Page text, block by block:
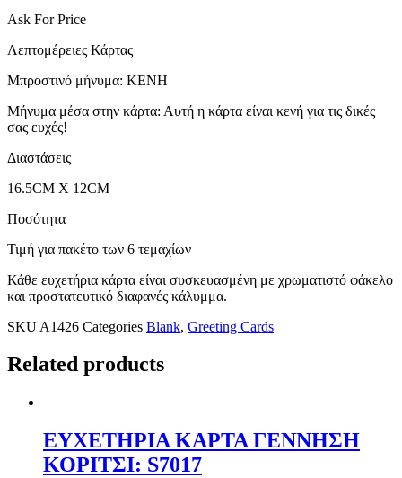
Ask For Price
Λεπτομέρειες Κάρτας
Μπροστινό μήνυμα: ΚΕΝΗ
Μήνυμα μέσα στην κάρτα: Αυτή η κάρτα είναι κενή για τις δικές
σας ευχές!
Διαστάσεις
16.5CM X 12CM
Ποσότητα
Τιμή για πακέτο των 6 τεμαχίων
Κάθε ευχετήρια κάρτα είναι συσκευασμένη με χρωματιστό φάκελο
και προστατευτικό διαφανές κάλυμμα.
SKU A1426 Categories Blank, Greeting Cards
Related products
ΕΥΧΕΤΗΡΙΑ ΚΑΡΤΑ ΓΕΝΝΗΣΗ
ΚΟΡΙΤΣΙ: S7017